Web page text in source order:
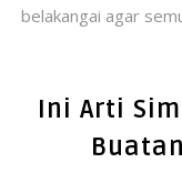
belakangai agar
Ini Arti